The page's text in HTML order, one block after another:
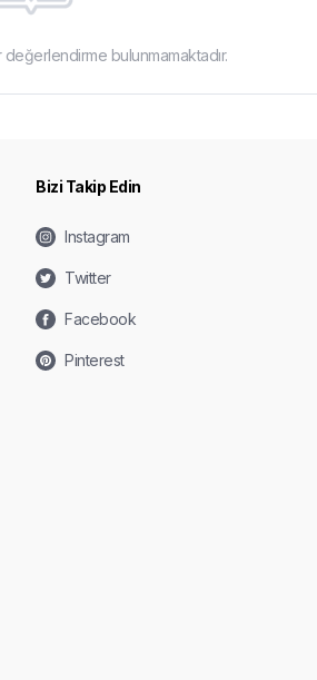
bulunmamaktadır.
Bizi Takip Edin
Instagram
Twitter
Facebook
Pinterest